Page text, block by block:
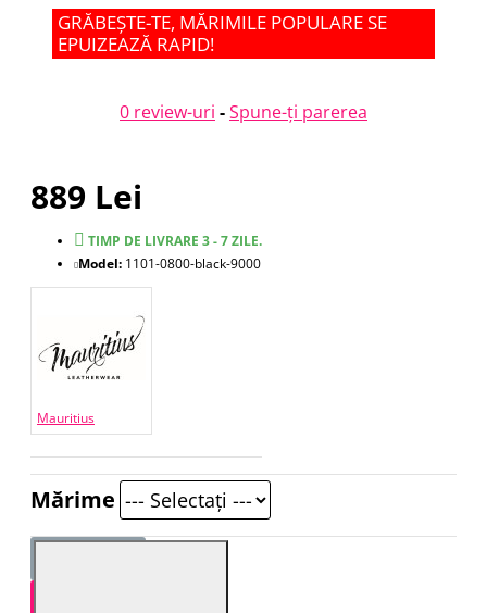
GRĂBEȘTE-TE, MĂRIMILE POPULARE SE
EPUIZEAZĂ RAPID!
0 review-uri -Spune-ţi parerea
889 Lei
TIMP DE LIVRARE 3 - 7 ZILE.
Model: 1101-0800-black-9000
Mauritius
Mărime